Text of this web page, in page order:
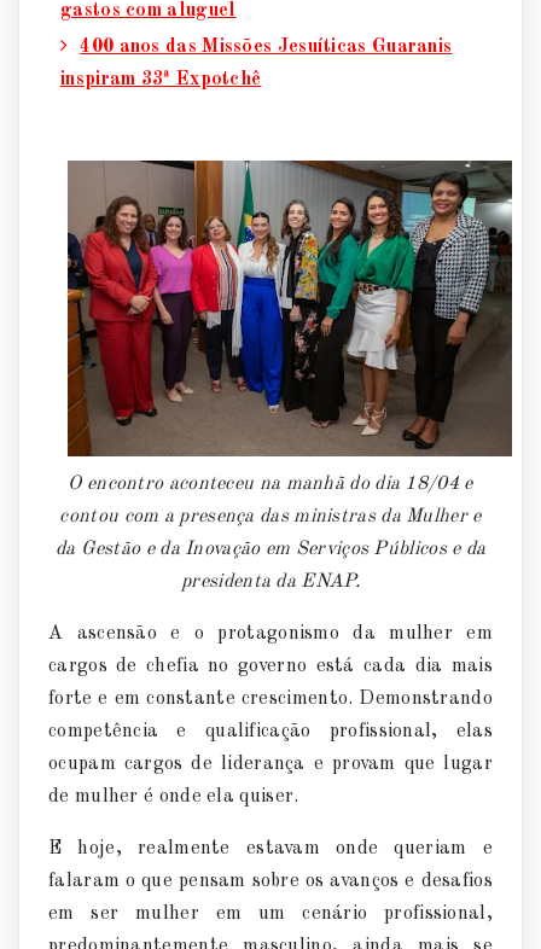
gastos com aluguel
400 anos das Missões Jesuíticas Guaranis
inspiram 33ª Expotchê
O encontro aconteceu na manhã do dia 18/04 e
contou com a presença das ministras da Mulher e
da Gestão e da Inovação em Serviços Públicos e da
presidenta da ENAP.
A ascensão e o protagonismo da mulher em
cargos de chefia no governo está cada dia mais
forte e em constante crescimento. Demonstrando
competência e qualificação profissional, elas
ocupam cargos de liderança e provam que lugar
de mulher é onde ela quiser.
E hoje, realmente estavam onde queriam e
falaram o que pensam sobre os avanços e desafios
em ser mulher em um cenário profissional,